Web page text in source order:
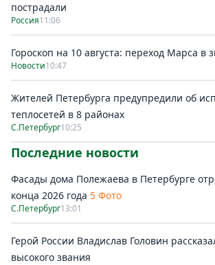
пострадали
Россия11:06
Гороскоп на 10 августа: переход Марса в
Новости10:47
Жителей Петербурга предупредили об
теплосетей в 8 районах
С.Петербург10:25
Последние новости
Фасады дома Полежаева в Петербурге
конца 2026 года 5 Фото
С.Петербург13:01
Герой России Владислав Головин
высокого звания